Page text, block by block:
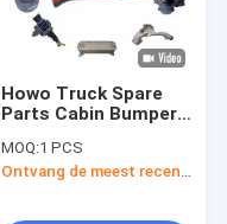
Howo Truck Spare
Parts Cabin Bumper
WG1642241021 Voor
vervanging
MOQ:1 PCS